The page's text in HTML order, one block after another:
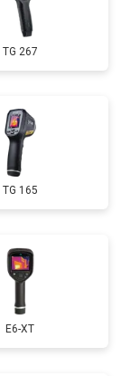
TG 267
TG 165
E6-XT